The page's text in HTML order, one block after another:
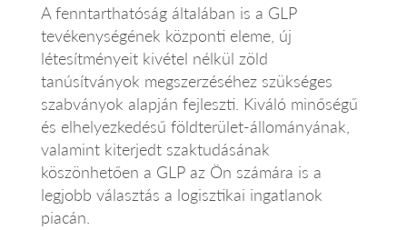
A fenntarthatóság általában is a GLP
tevékenységének központi eleme, új
létesítményeit kivétel nélkül zöld
tanúsítványok megszerzéséhez szükséges
szabványok alapján fejleszti. Kiváló minőségű
és elhelyezkedésű földterület-állományának,
valamint kiterjedt szaktudásának
köszönhetően a GLP az Ön számára is a
legjobb választás a logisztikai ingatlanok
piacán.